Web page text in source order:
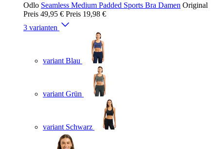
Odlo Seamless Medium Padded Sports Bra Damen Original
Preis 49,95 € Preis 19,98 €
3 varianten
variant Blau
variant Grün
variant Schwarz